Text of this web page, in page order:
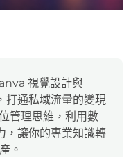
視覺設計與
打通私域流量的變現
管理思維，利用數
，讓你的專業知識轉
。